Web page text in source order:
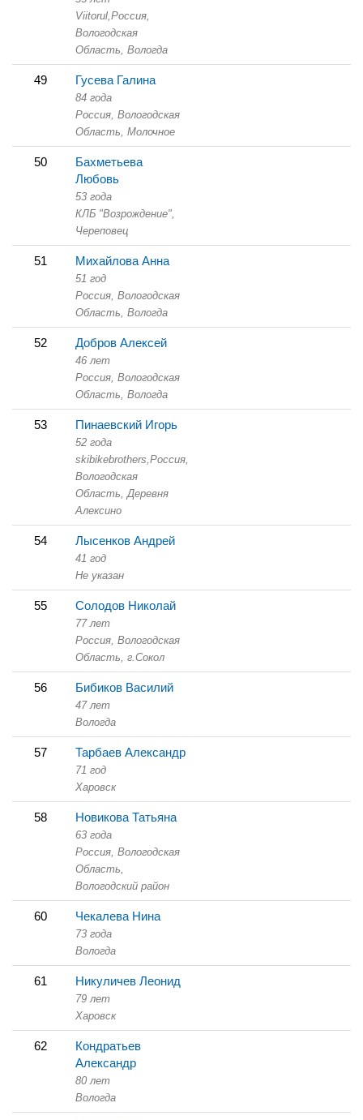
Viitorul,Россия,
Вологодская
Область, Вологда
49 Гусева Галина
84 года
Россия, Вологодская
Область, Молочное
50
Бахметьева
Любовь
53 года
КЛБ "Возрождение",
Череповец
51 Михайлова Анна
51 год
Россия, Вологодская
Область, Вологда
52 Добров Алексей
46 лет
Россия, Вологодская
Область, Вологда
53 Пинаевский Игорь
52 года
skibikebrothers,Россия,
Вологодская
Область, Деревня
Алексино
54 Лысенков Андрей
41 год
Не указан
55 Солодов Николай
77 лет
Россия, Вологодская
Область, г.Сокол
56 Бибиков Василий
47 лет
Вологда
57 Тарбаев Александр
71 год
Харовск
58 Новикова Татьяна
63 года
Россия, Вологодская
Область,
Вологодский район
60 Чекалева Нина
73 года
Вологда
61 Никуличев Леонид
79 лет
Харовск
62
Кондратьев
Александр
80 лет
Вологда